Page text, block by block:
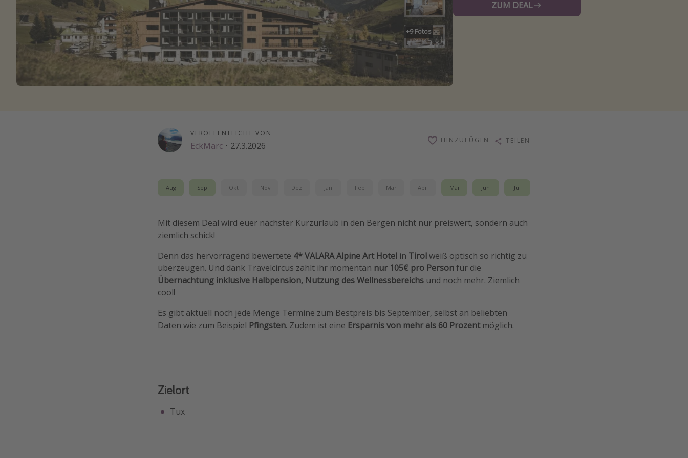
+9 Fotos
ZUM DEAL
VERÖFFENTLICHT VON
EckMarc · 27.3.2026
HINZUFÜGEN TEILEN
Aug Sep Okt Nov Dez Jan Feb Mär Apr Mai Jun Jul
Mit diesem Deal wird euer nächster Kurzurlaub in den Bergen nicht nur preiswert, sondern auch
ziemlich schick!
Denn das hervorragend bewertete 4* VALARA Alpine Art Hotel in Tirolweiß optisch so richtig zu
überzeugen. Und dank Travelcircus zahlt ihr momentan nur 105€ pro Personfür die
Übernachtung inklusive Halbpension, Nutzung des Wellnessbereichs und noch mehr. Ziemlich
cool!
Es gibt aktuell noch jede Menge Termine zum Bestpreis bis September, selbst an beliebten
Daten wie zum Beispiel Pfingsten. Zudem ist eine Ersparnis von mehr als 60 Prozentmöglich.
Zielort
Tux